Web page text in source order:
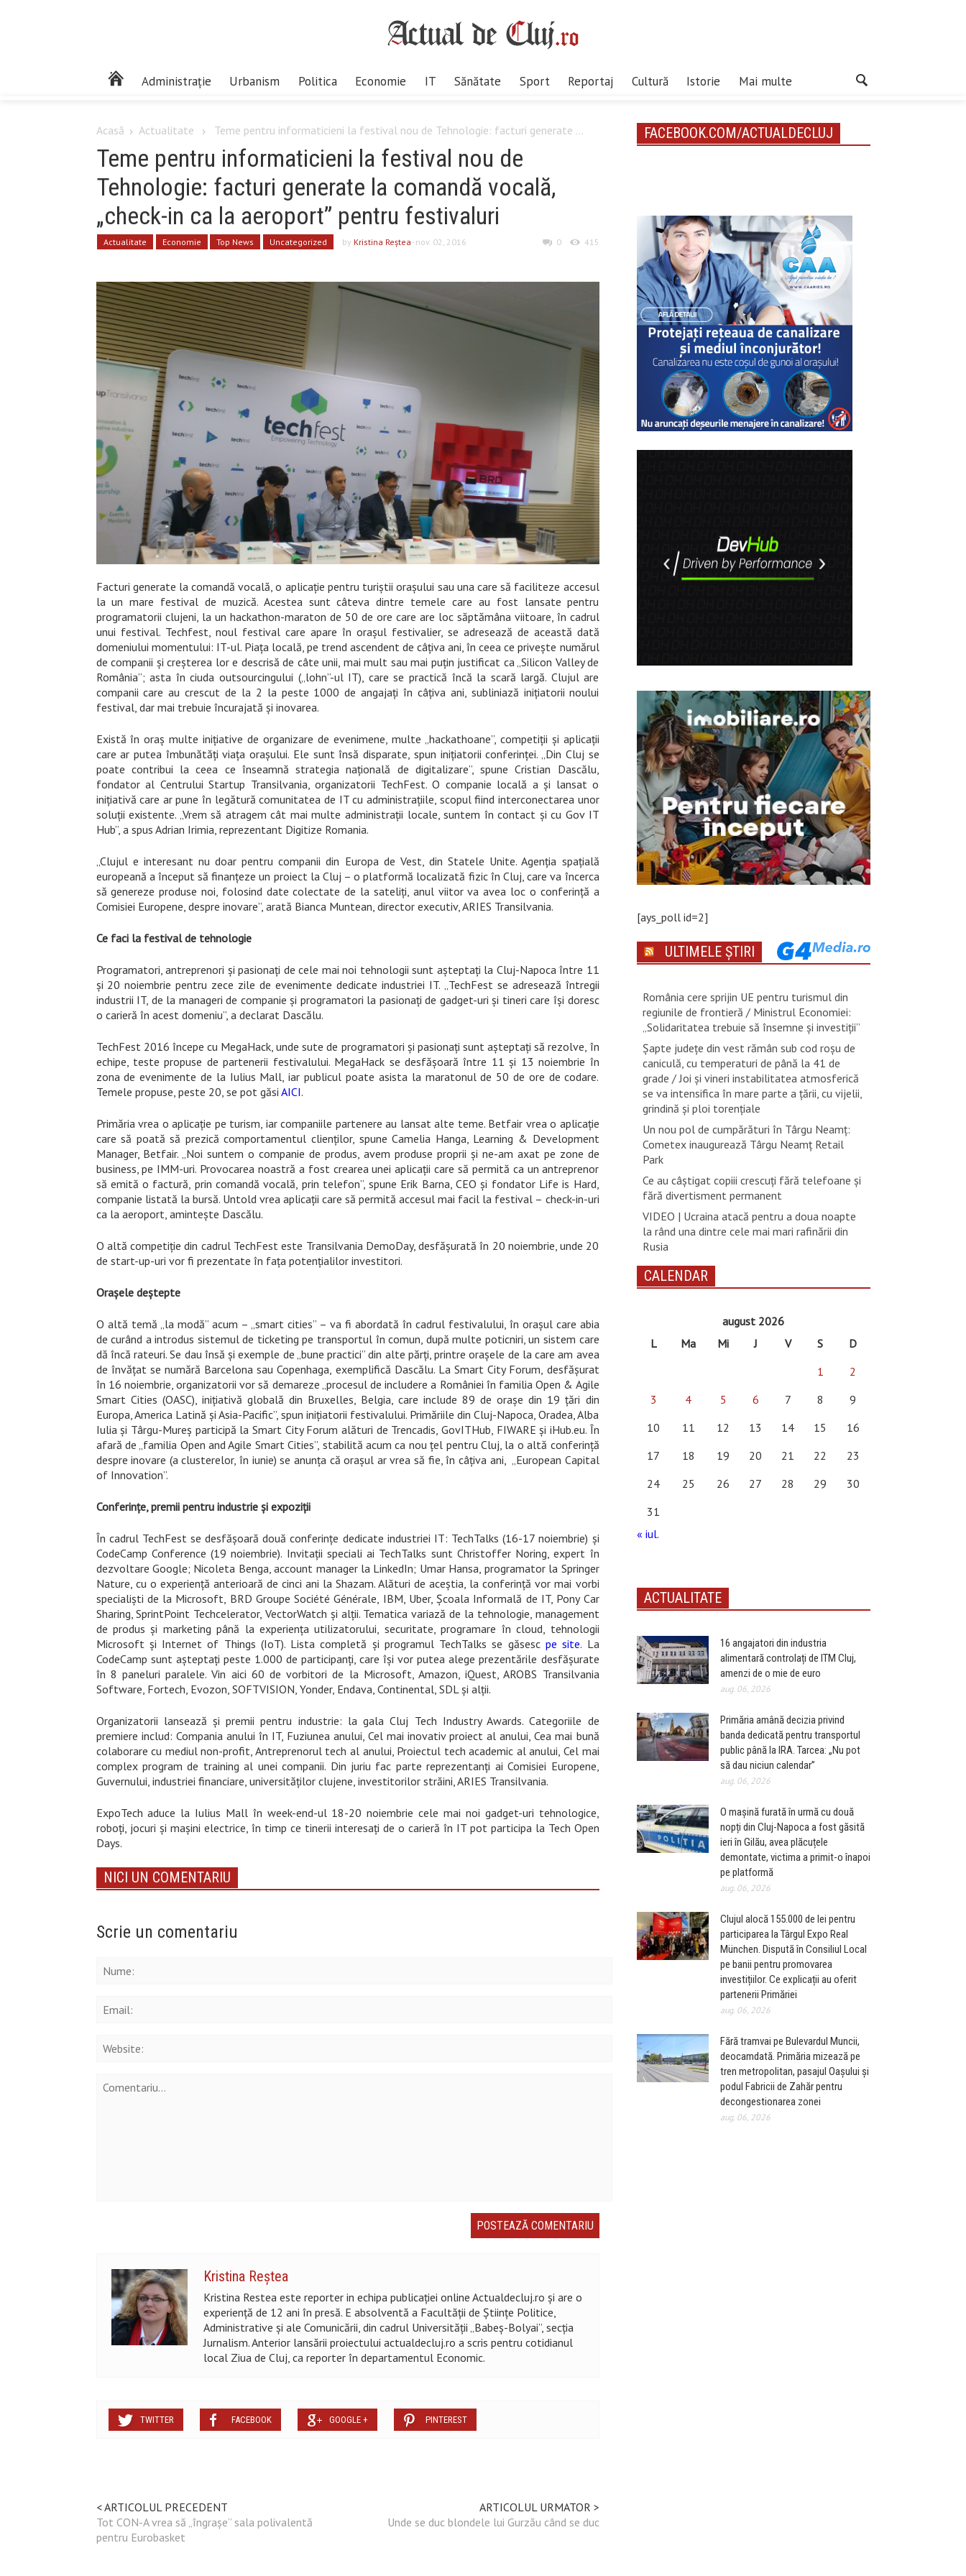
Administrație Urbanism Politica Economie IT Sănătate Sport Reportaj Cultură Istorie Mai multe
Acasă Actualitate Teme pentru informaticieni la festival nou de Tehnologie: facturi generate ...
Teme pentru informaticieni la festival nou de
Tehnologie: facturi generate la comandă vocală,
„check-in ca la aeroport” pentru festivaluri
Actualitate Economie Top News Uncategorized by Kristina Reştea- nov. 02, 2016 0 415
Facturi generate la comandă vocală, o aplicație pentru turiștii orașului sau una care să faciliteze accesul
la un mare festival de muzică. Acestea sunt câteva dintre temele care au fost lansate pentru
programatorii clujeni, la un hackathon-maraton de 50 de ore care are loc săptămâna viitoare, în cadrul
unui festival. Techfest, noul festival care apare în orașul festivalier, se adresează de această dată
domeniului momentului: IT-ul. Piața locală, pe trend ascendent de câțiva ani, în ceea ce privește numărul
de companii și creșterea lor e descrisă de câte unii, mai mult sau mai puțin justificat ca „Silicon Valley de
România”; asta în ciuda outsourcingului („lohn”-ul IT), care se practică încă la scară largă. Clujul are
companii care au crescut de la 2 la peste 1000 de angajați în câțiva ani, subliniază inițiatorii noului
festival, dar mai trebuie încurajată și inovarea.
Există în oraș multe inițiative de organizare de evenimene, multe „hackathoane”, competiții și aplicații
care ar putea îmbunătăți viața orașului. Ele sunt însă disparate, spun inițiatorii conferinței. „Din Cluj se
poate contribui la ceea ce înseamnă strategia națională de digitalizare”, spune Cristian Dascălu,
fondator al Centrului Startup Transilvania, organizatorii TechFest. O companie locală a și lansat o
inițiativă care ar pune în legătură comunitatea de IT cu administrațiile, scopul fiind interconectarea unor
soluții existente. „Vrem să atragem cât mai multe administrații locale, suntem în contact și cu Gov IT
Hub”, a spus Adrian Irimia, reprezentant Digitize Romania.
„Clujul e interesant nu doar pentru companii din Europa de Vest, din Statele Unite. Agenția spațială
europeană a început să finanțeze un proiect la Cluj – o platformă localizată fizic în Cluj, care va încerca
să genereze produse noi, folosind date colectate de la sateliți, anul viitor va avea loc o conferință a
Comisiei Europene, despre inovare”, arată Bianca Muntean, director executiv, ARIES Transilvania.
Ce faci la festival de tehnologie
Programatori, antreprenori și pasionați de cele mai noi tehnologii sunt așteptați la Cluj-Napoca între 11
și 20 noiembrie pentru zece zile de evenimente dedicate industriei IT. „TechFest se adresează întregii
industrii IT, de la manageri de companie și programatori la pasionați de gadget-uri și tineri care își doresc
o carieră în acest domeniu”, a declarat Dascălu.
TechFest 2016 începe cu MegaHack, unde sute de programatori și pasionați sunt așteptați să rezolve, în
echipe, teste propuse de partenerii festivalului. MegaHack se desfășoară între 11 și 13 noiembrie în
zona de evenimente de la Iulius Mall, iar publicul poate asista la maratonul de 50 de ore de codare.
Temele propuse, peste 20, se pot găsi AICI.
Primăria vrea o aplicație pe turism, iar companiile partenere au lansat alte teme. Betfair vrea o aplicație
care să poată să prezică comportamentul clienților, spune Camelia Hanga, Learning & Development
Manager, Betfair. „Noi suntem o companie de produs, avem produse proprii și ne-am axat pe zone de
business, pe IMM-uri. Provocarea noastră a fost crearea unei aplicații care să permită ca un antreprenor
să emită o factură, prin comandă vocală, prin telefon”, spune Erik Barna, CEO și fondator Life is Hard,
companie listată la bursă. Untold vrea aplicații care să permită accesul mai facil la festival – check-in-uri
ca la aeroport, amintește Dascălu.
O altă competiție din cadrul TechFest este Transilvania DemoDay, desfășurată în 20 noiembrie, unde 20
de start-up-uri vor fi prezentate în fața potențialilor investitori.
Orașele deștepte
O altă temă „la modă” acum – „smart cities” – va fi abordată în cadrul festivalului, în orașul care abia
de curând a introdus sistemul de ticketing pe transportul în comun, după multe poticniri, un sistem care
dă încă rateuri. Se dau însă și exemple de „bune practici” din alte părți, printre orașele de la care am avea
de învățat se numără Barcelona sau Copenhaga, exemplifică Dascălu. La Smart City Forum, desfășurat
în 16 noiembrie, organizatorii vor să demareze „procesul de includere a României în familia Open & Agile
Smart Cities (OASC), inițiativă globală din Bruxelles, Belgia, care include 89 de orașe din 19 țări din
Europa, America Latină și Asia-Pacific”, spun inițiatorii festivalului. Primăriile din Cluj-Napoca, Oradea, Alba
Iulia și Târgu-Mureș participă la Smart City Forum alături de Trencadis, GovITHub, FIWARE și iHub.eu. În
afară de „familia Open and Agile Smart Cities”, stabilită acum ca nou țel pentru Cluj, la o altă conferință
despre inovare (a clusterelor, în iunie) se anunța că orașul ar vrea să fie, în câțiva ani, „European Capital
of Innovation”.
Conferințe, premii pentru industrie și expoziții
În cadrul TechFest se desfășoară două conferințe dedicate industriei IT: TechTalks (16-17 noiembrie) și
CodeCamp Conference (19 noiembrie). Invitații speciali ai TechTalks sunt Christoffer Noring, expert în
dezvoltare Google; Nicoleta Benga, account manager la LinkedIn; Umar Hansa, programator la Springer
Nature, cu o experiență anterioară de cinci ani la Shazam. Alături de aceștia, la conferință vor mai vorbi
specialiști de la Microsoft, BRD Groupe Société Générale, IBM, Uber, Școala Informală de IT, Pony Car
Sharing, SprintPoint Techcelerator, VectorWatch și alții. Tematica variază de la tehnologie, management
de produs și marketing până la experiența utilizatorului, securitate, programare în cloud, tehnologii
Microsoft și Internet of Things (IoT). Lista completă și programul TechTalks se găsesc pe site. La
CodeCamp sunt așteptați peste 1.000 de participanți, care își vor putea alege prezentările desfășurate
în 8 paneluri paralele. Vin aici 60 de vorbitori de la Microsoft, Amazon, iQuest, AROBS Transilvania
Software, Fortech, Evozon, SOFTVISION, Yonder, Endava, Continental, SDL și alții.
Organizatorii lansează și premii pentru industrie: la gala Cluj Tech Industry Awards. Categoriile de
premiere includ: Compania anului în IT, Fuziunea anului, Cel mai inovativ proiect al anului, Cea mai bună
colaborare cu mediul non-profit, Antreprenorul tech al anului, Proiectul tech academic al anului, Cel mai
complex program de training al unei companii. Din juriu fac parte reprezentanți ai Comisiei Europene,
Guvernului, industriei financiare, universităților clujene, investitorilor străini, ARIES Transilvania.
ExpoTech aduce la Iulius Mall în week-end-ul 18-20 noiembrie cele mai noi gadget-uri tehnologice,
roboți, jocuri și mașini electrice, în timp ce tinerii interesați de o carieră în IT pot participa la Tech Open
Days.
NICI UN COMENTARIU
Scrie un comentariu
Kristina Reştea
Kristina Restea este reporter in echipa publicației online Actualdecluj.ro și are o
experiență de 12 ani în presă. E absolventă a Facultății de Științe Politice,
Administrative și ale Comunicării, din cadrul Universității „Babeș-Bolyai”, secția
Jurnalism. Anterior lansării proiectului actualdecluj.ro a scris pentru cotidianul
local Ziua de Cluj, ca reporter în departamentul Economic.
TWITTER FACEBOOK GOOGLE + PINTEREST
< ARTICOLUL PRECEDENT
Tot CON-A vrea să „îngrașe” sala polivalentă
pentru Eurobasket
ARTICOLUL URMATOR >
Unde se duc blondele lui Gurzău când se duc
FACEBOOK.COM/ACTUALDECLUJ
[ays_poll id=2]
ULTIMELE ȘTIRI
România cere sprijin UE pentru turismul din
regiunile de frontieră / Ministrul Economiei:
„Solidaritatea trebuie să însemne și investiții”
Șapte județe din vest rămân sub cod roșu de
caniculă, cu temperaturi de până la 41 de
grade / Joi și vineri instabilitatea atmosferică
se va intensifica în mare parte a țării, cu vijelii,
grindină și ploi torențiale
Un nou pol de cumpărături în Târgu Neamț:
Cometex inaugurează Târgu Neamț Retail
Park
Ce au câștigat copiii crescuți fără telefoane și
fără divertisment permanent
VIDEO | Ucraina atacă pentru a doua noapte
la rând una dintre cele mai mari rafinării din
Rusia
CALENDAR
august 2026
L
Ma Mi J V S
D
1
2
3
4 5 6 7 8
9
10
11 12 13 14 15
16
17
18 19 20 21 22
23
24
25 26 27 28 29
30
31
« iul.
ACTUALITATE
16 angajatori din industria
alimentară controlați de ITM Cluj,
amenzi de o mie de euro
aug. 06, 2026
Primăria amână decizia privind
banda dedicată pentru transportul
public până la IRA. Tarcea: „Nu pot
să dau niciun calendar”
aug. 06, 2026
O mașină furată în urmă cu două
nopți din Cluj-Napoca a fost găsită
ieri în Gilău, avea plăcuțele
demontate, victima a primit-o înapoi
pe platformă
aug. 06, 2026
Clujul alocă 155.000 de lei pentru
participarea la Târgul Expo Real
München. Dispută în Consiliul Local
pe banii pentru promovarea
investițiilor. Ce explicații au oferit
partenerii Primăriei
aug. 06, 2026
Fără tramvai pe Bulevardul Muncii,
deocamdată. Primăria mizează pe
tren metropolitan, pasajul Oașului și
podul Fabricii de Zahăr pentru
decongestionarea zonei
aug. 06, 2026